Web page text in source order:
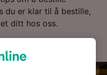
du er klar til å bestille,
ditt hos oss.